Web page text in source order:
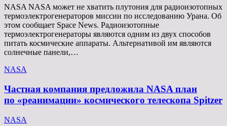
NASA NASA может не хватить плутония для радиоизотопных
термоэлектрогенераторов миссии по исследованию Урана. Об
этом сообщает Space News. Радиоизотопные
термоэлектрогенераторы являются одним из двух способов
питать космические аппараты. Альтернативой им являются
солнечные панели,…
NASA
Частная компания предложила NASA план
по «реанимации» космического телескопа Spitzer
NASA